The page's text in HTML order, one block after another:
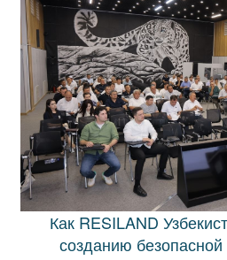
Как RESILAND
созданию